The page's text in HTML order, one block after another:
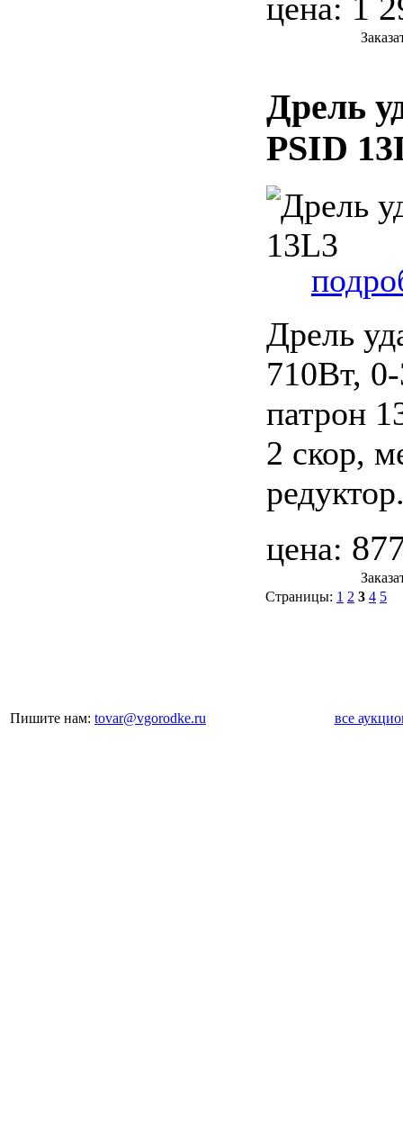
цена:
Дрель
PSID
Дрель
710Вт,
патрон
2 скор,
цена:
Страницы: 1 2 3 4 5
Пишите нам: tovar@vgorodke.ru все